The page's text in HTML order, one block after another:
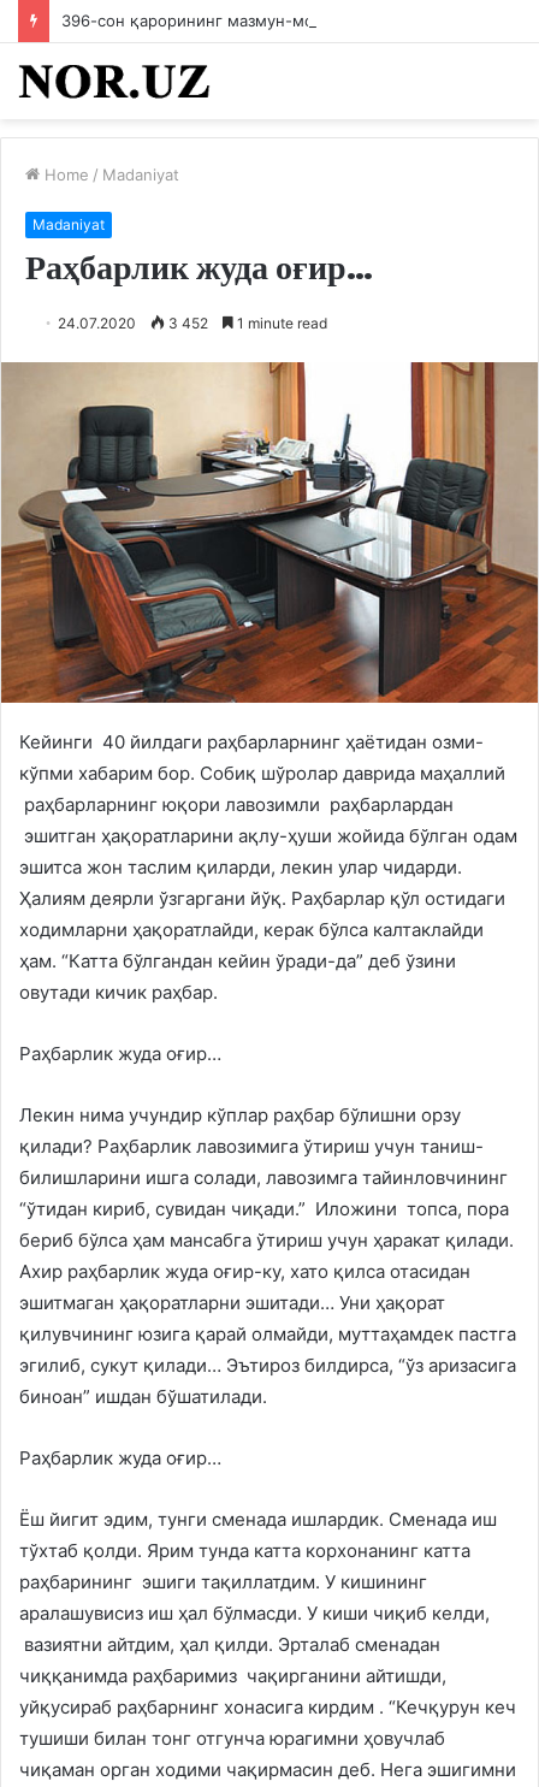
Home / Madaniyat
Madaniyat
Раҳбарлик жуда оғир…
24.07.2020 3 452 1 minute read
Кейинги 40 йилдаги раҳбарларнинг ҳаётидан озми-
кўпми хабарим бор. Собиқ шўролар даврида маҳаллий
раҳбарларнинг юқори лавозимли раҳбарлардан
эшитган ҳақоратларини ақлу-ҳуши жойида бўлган одам
эшитса жон таслим қиларди, лекин улар чидарди.
Ҳалиям деярли ўзгаргани йўқ. Раҳбарлар қўл остидаги
ходимларни ҳақоратлайди, керак бўлса калтаклайди
ҳам. “Катта бўлгандан кейин ўради-да” деб ўзини
овутади кичик раҳбар.
Раҳбарлик жуда оғир…
Лекин нима учундир кўплар раҳбар бўлишни орзу
қилади? Раҳбарлик лавозимига ўтириш учун таниш-
билишларини ишга солади, лавозимга тайинловчининг
“ўтидан кириб, сувидан чиқади.” Иложини топса, пора
бериб бўлса ҳам мансабга ўтириш учун ҳаракат қилади.
Ахир раҳбарлик жуда оғир-ку, хато қилса отасидан
эшитмаган ҳақоратларни эшитади… Уни ҳақорат
қилувчининг юзига қарай олмайди, муттаҳамдек пастга
эгилиб, сукут қилади… Эътироз билдирса, “ўз аризасига
биноан” ишдан бўшатилади.
Раҳбарлик жуда оғир…
Ёш йигит эдим, тунги сменада ишлардик. Сменада иш
тўхтаб қолди. Ярим тунда катта корхонанинг катта
раҳбарининг эшиги тақиллатдим. У кишининг
аралашувисиз иш ҳал бўлмасди. У киши чиқиб келди,
вазиятни айтдим, ҳал қилди. Эрталаб сменадан
чиққанимда раҳбаримиз чақирганини айтишди,
уйқусираб раҳбарнинг хонасига кирдим . “Кечқурун кеч
тушиши билан тонг отгунча юрагимни ҳовучлаб
чиқаман орган ходими чақирмасин деб. Нега эшигимни